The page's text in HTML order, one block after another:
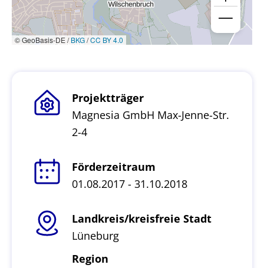
© GeoBasis-DE /BKG/CC BY 4.0
Projektträger
Magnesia GmbH Max-Jenne-Str.
2-4
Förderzeitraum
01.08.2017 - 31.10.2018
Landkreis/kreisfreie Stadt
Lüneburg
Region